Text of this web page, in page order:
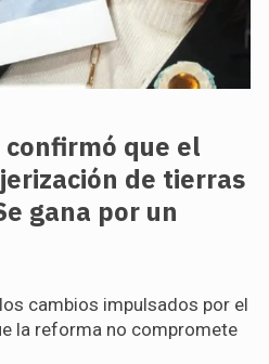
que el
de tierras
gana por un
cambios impulsados por el
la reforma no compromete